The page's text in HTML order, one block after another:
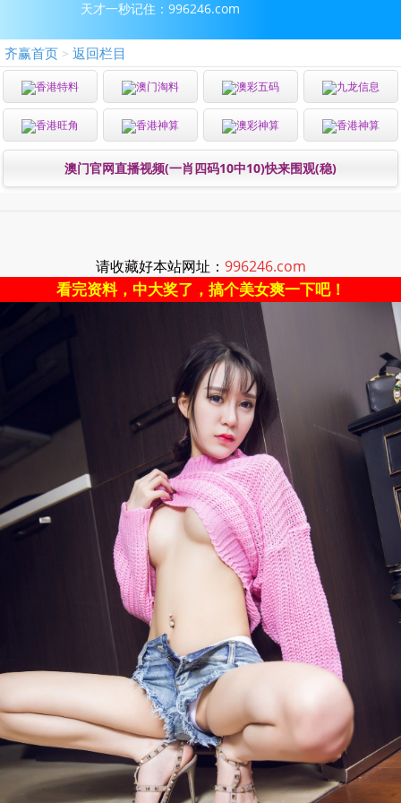
天才一秒记住：996246.com
齐赢首页 > 返回栏目
香港特料 澳门淘料 澳彩五码 九龙信息
香港旺角 香港神算 澳彩神算 香港神算
澳门官网直播视频(一肖四码10中10)快来围观(稳)
请收藏好本站网址： 996246.com
看完资料，中大奖了，搞个美女爽一下吧！